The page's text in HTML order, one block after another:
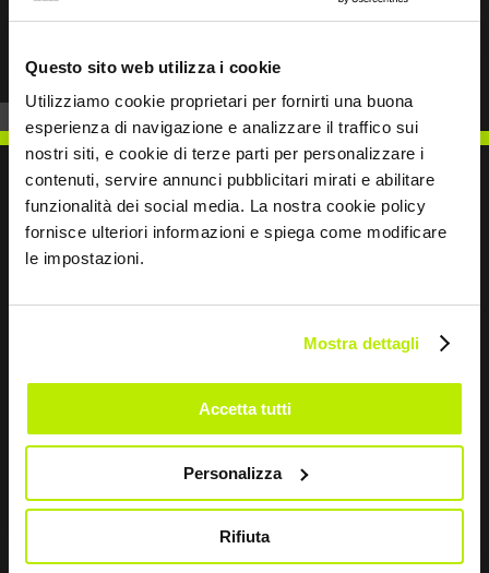
Questo sito web utilizza i cookie
Utilizziamo cookie proprietari per fornirti una buona
esperienza di navigazione e analizzare il traffico sui
nostri siti, e cookie di terze parti per personalizzare i
contenuti, servire annunci pubblicitari mirati e abilitare
funzionalità dei social media. La nostra cookie policy
fornisce ulteriori informazioni e spiega come modificare
le impostazioni.
Mostra dettagli
Accetta tutti
Personalizza
Rifiuta
Leave
blank
*Ho letto l’Informativa Privacy